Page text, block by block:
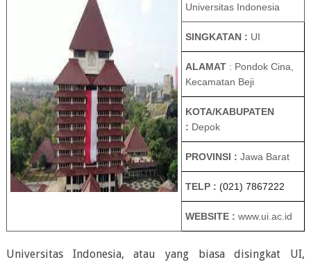
Universitas Indonesia
SINGKATAN : UI
ALAMAT : Pondok Cina,
Kecamatan Beji
KOTA/KABUPATEN
: Depok
PROVINSI : Jawa Barat
TELP : (021) 7867222
WEBSITE : www.ui.ac.id
Universitas Indonesia, atau yang biasa disingkat UI,